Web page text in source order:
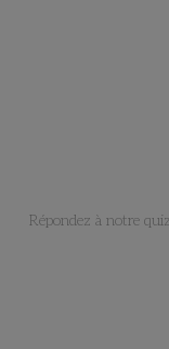
Répondez à notre